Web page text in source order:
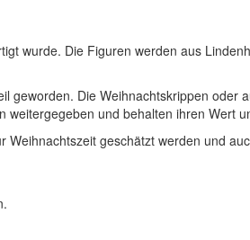
wurde. Die Figuren werden aus
Die Weihnachtskrippen oder
und behalten ihren Wert
geschätzt werden und